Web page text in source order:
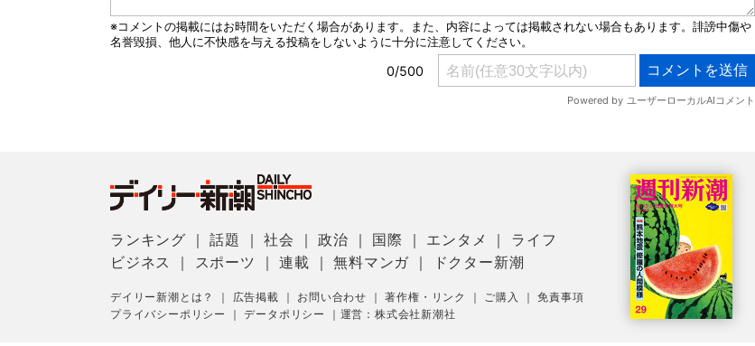
ランキング ｜話題 ｜社会 ｜政治 国際 エンタメ
ライフ
ビジネス
スポーツ ｜連載 ｜無料マンガ ドクター新潮
デイリー新潮とは？ 広告掲載 お問い合わせ ｜著作権・リンク ご購入 ｜免責事項
プライバシーポリシー
｜データポリシー 運営：株式会社新潮社